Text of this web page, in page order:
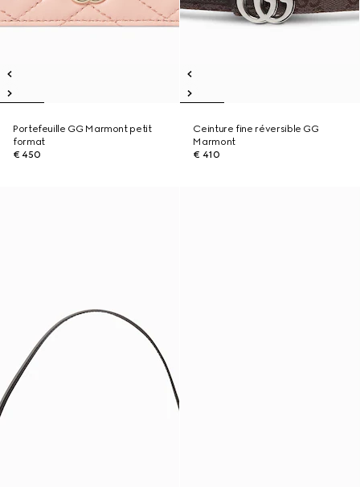
Portefeuille GG Marmont petit
format
€ 450
Ceinture fine réversible GG
Marmont
€ 410